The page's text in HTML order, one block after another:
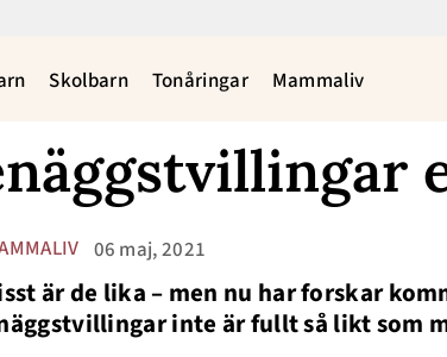
Skolbarn Tonåringar Mammaliv
06 maj, 2021
är de lika – men nu har forskar
inte är fullt så likt som